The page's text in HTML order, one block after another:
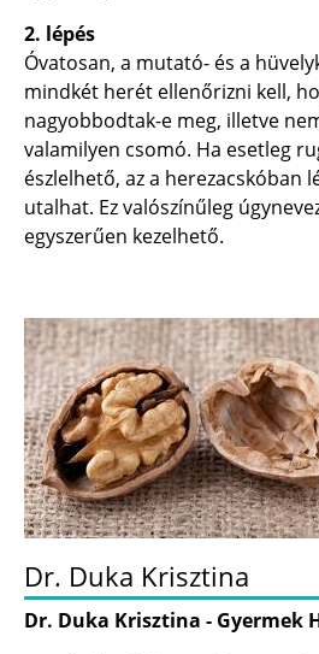
2. lépés
Óvatosan, a mutató- és a
mindkét herét ellenőrizni kell,
nagyobbodtak-e meg, illetve
valamilyen csomó. Ha esetleg
észlelhető, az a herezacskóban
utalhat. Ez valószínűleg
egyszerűen kezelhető.
Dr. Duka Krisztina
Dr. Duka Krisztina - Gyermek